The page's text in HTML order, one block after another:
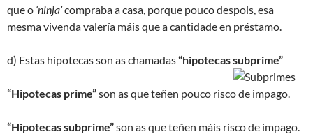
que o ‘ninja’compraba a casa, porque pouco despois, esa
mesma vivenda valería máis que a cantidade en préstamo.
d) Estas hipotecas son as chamadas“hipotecas subprime”
“Hipotecas prime”son as que teñen pouco risco de impago.
“Hipotecas subprime”son as que teñen máis risco de impago.